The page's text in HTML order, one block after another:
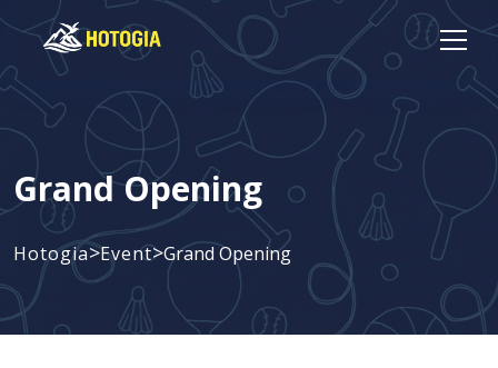
Grand Opening
Hotogia>Event>Grand Opening